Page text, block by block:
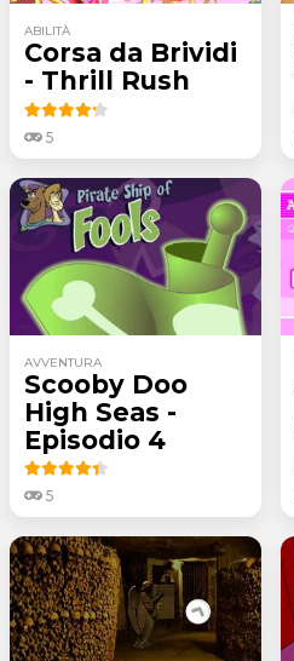
ABILITÀ
Corsa da Brividi
- Thrill Rush
5
AVVENTURA
Scooby Doo
High Seas -
Episodio 4
5